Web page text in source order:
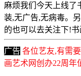
麻烦我们今天上线了
装,无广告,无病毒。
的也可以去关注下!书
广告 各位艺友,有需
画艺术网创办22周年